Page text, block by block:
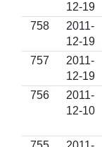
12-19
758
2011-
12-19
757
2011-
12-19
756
2011-
12-10